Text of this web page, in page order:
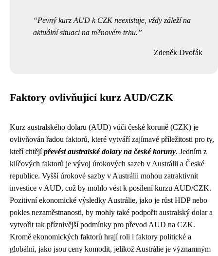
Pevný kurz AUD k CZK neexistuje, vždy záleží na
aktuální situaci na měnovém trhu.
Zdeněk Dvořák
Faktory ovlivňující kurz AUD/CZK
Kurz australského dolaru (AUD) vůči české koruně (CZK) je
ovlivňován řadou faktorů, které vytváří zajímavé příležitosti pro ty,
kteří chtějípřevést australské dolary na české koruny. Jedním z
klíčových faktorů je vývoj úrokových sazeb v Austrálii a České
republice. Vyšší úrokové sazby v Austrálii mohou zatraktivnit
investice v AUD, což by mohlo vést k posílení kurzu AUD/CZK.
Pozitivní ekonomické výsledky Austrálie, jako je růst HDP nebo
pokles nezaměstnanosti, by mohly také podpořit australský dolar a
vytvořit tak příznivější podmínky pro převod AUD na CZK.
Kromě ekonomických faktorů hrají roli i faktory politické a
globální, jako jsou ceny komodit, jelikož Austrálie je významným